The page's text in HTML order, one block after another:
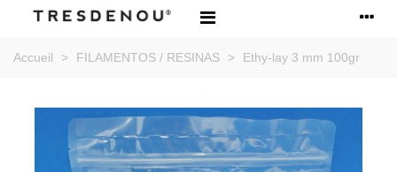
Accueil > FILAMENTOS / RESINAS > Ethy-lay 3 mm 100gr